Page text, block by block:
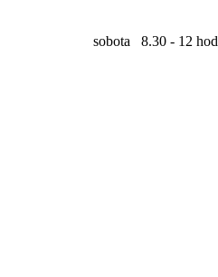
sobota 8.30 - 12 hod